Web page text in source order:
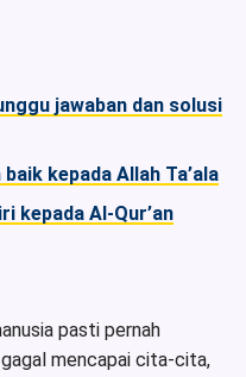
jawaban dan solusi
kepada Allah Ta’ala
kepada Al-Qur’an
pasti pernah
mencapai cita-cita,